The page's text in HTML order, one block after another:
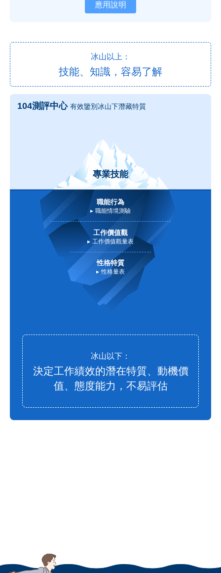
應用說明
冰山以上：
技能、知識，容易了解
104測評中心 有效鑒別冰山下潛藏特質
專業技能
職能行為
職能情境測驗
工作價值觀
工作價值觀量表
性格特質
性格量表
冰山以下：
決定工作績效的潛在特質、動機價
值、態度能力，不易評估